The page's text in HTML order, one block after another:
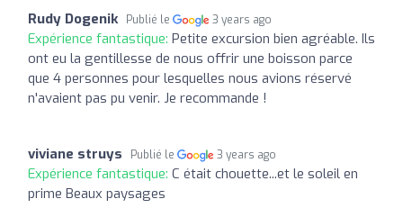
Rudy Dogenik Publié le 3 years ago
Expérience fantastique: Petite excursion bien agréable. Ils
ont eu la gentillesse de nous offrir une boisson parce
que 4 personnes pour lesquelles nous avions réservé
n'avaient pas pu venir. Je recommande !
viviane struys Publié le 3 years ago
Expérience fantastique: C était chouette...et le soleil en
prime Beaux paysages